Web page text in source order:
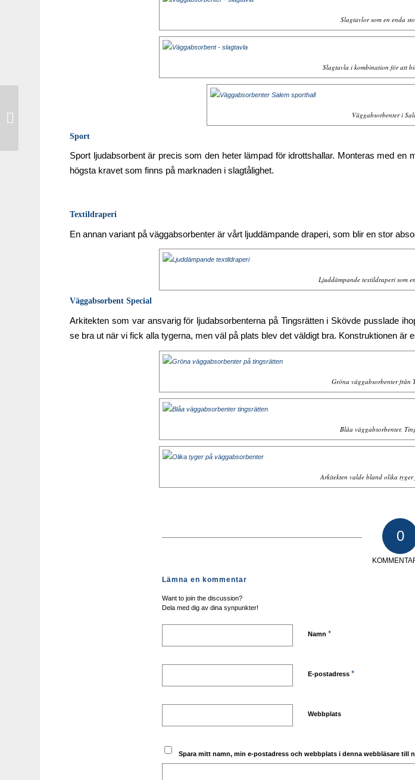
Slagtavlor som en enda
Slagtavla i kombination för att
Väggabsorbenter i
Sport
Sport ljudabsorbent är precis som den heter lämpad för idrottshallar. Monteras med
högsta kravet som finns på marknaden i slagtålighet.
Textildraperi
En annan variant på väggabsorbenter är vårt ljuddämpande draperi, som blir en stor
Ljuddämpande textildraperi som
Väggabsorbent Special
Arkitekten som var ansvarig för ljudabsorbenterna på Tingsrätten i Skövde pusslade
se bra ut när vi fick alla tygerna, men väl på plats blev det väldigt bra. Konstruktionen är
Gröna väggabsorbenter från
Blåa väggabsorbenter,
Arkitekten valde bland olika tyger
0
Lämna en kommentar
Want to join the discussion?
Dela med dig av dina synpunkter!
Namn *
E-postadress *
Webbplats
Spara mitt namn, min e-postadress och webbplats i denna webbläsare till